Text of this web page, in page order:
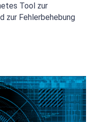
Tool zur
zur Fehlerbehebung